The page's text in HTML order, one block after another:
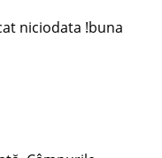
niciodata !buna